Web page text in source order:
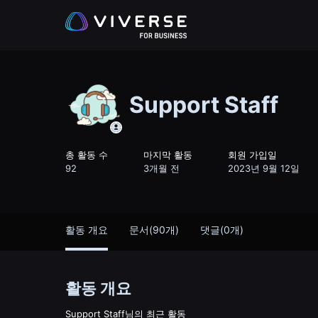
Support Staff
총 활동 수
92
마지막 활동
3개월 전
회원 가입일
2023년 9월 12일
활동 개요 문서(90개) 댓글(0개)
활동 개요
Support Staff님의 최근 활동